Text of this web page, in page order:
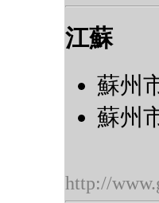
江蘇
蘇州
蘇州
http://